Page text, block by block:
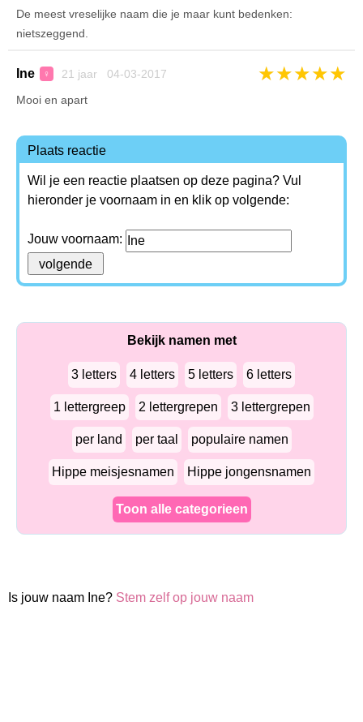
De meest vreselijke naam die je maar kunt bedenken:
nietszeggend.
Ine ♀ 21 jaar 04-03-2017 ★★★★★
Mooi en apart
Plaats reactie
Wil je een reactie plaatsen op deze pagina? Vul
hieronder je voornaam in en klik op volgende:
Jouw voornaam:
Bekijk namen met
3 letters 4 letters 5 letters 6 letters
1 lettergreep 2 lettergrepen 3 lettergrepen
per land per taal populaire namen
Hippe meisjesnamen Hippe jongensnamen
Toon alle categorieen
Is jouw naam Ine? Stem zelf op jouw naam